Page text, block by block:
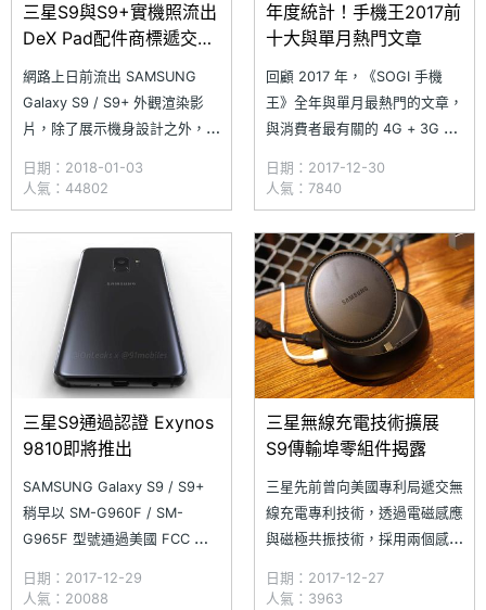
三星S9與S9+實機照流出
DeX Pad配件商標遞交申
請
網路上日前流出 SAMSUNG
Galaxy S9 / S9+ 外觀渲染影
片，除了展示機身設計之外，同
式，與上一代相比，Galaxy S9
系列已將指紋辨識區域調整到鏡
頭下方，機身背後設計與
Galaxy A8 (2018) 相似。不
過，唯獨 Galaxy S9+ 導入雙
日期：2018-01-03
人氣：44802
年度統計！手機王2017前
十大與單月熱門文章
回顧 2017 年，《SOGI 手機
王》全年與單月最熱門的文章，
與消費者最有關的 4G + 3G 選
信年底才剛推出的「老客戶行動
上網回饋」更是在短短時間躍居
前三大熱門文章，終端裝置部分
則以紅米 Note 4X、NOKIA 新
機、SAMSUNG Galaxy S8 /
No
日期：2017-12-30
人氣：7840
三星S9通過認證 Exynos
9810即將推出
SAMSUNG Galaxy S9 / S9+
稍早以 SM-G960F / SM-
G965F 型號通過美國 FCC 認
Galaxy S9 / S9+ 將採用前後雙
日期：2017-12-29
人氣：20088
三星無線充電技術擴展
S9傳輸埠零組件揭露
三星先前曾向美國專利局遞交無
線充電專利技術，透過電磁感應
與磁極共振技術，採用兩個感應
對一台以上的裝置進行充電之
日期：2017-12-27
人氣：3963